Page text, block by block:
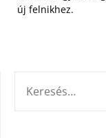
új felnikhez.